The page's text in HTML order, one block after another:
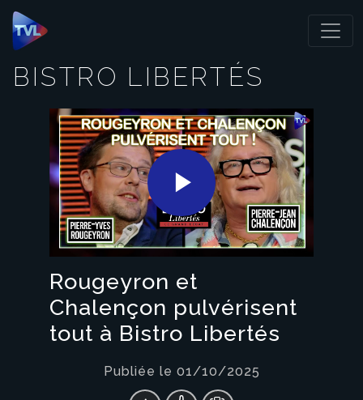
Panneau de gestion des cookies
BISTRO LIBERTÉS
Play
Video
Rougeyron et
Chalençon pulvérisent
tout à Bistro Libertés
Publiée le 01/10/2025